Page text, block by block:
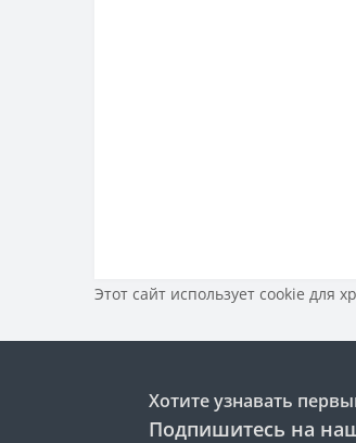
Этот сайт использует cookie для
Хотите узнавать
Подпишитесь на